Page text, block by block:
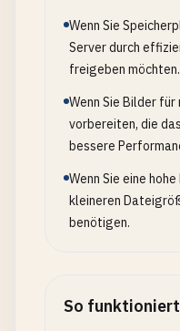
Wenn Sie
Server durch
freigeben möchten.
Wenn Sie Bilder
vorbereiten, die
bessere
Wenn Sie eine
kleineren
benötigen.
So